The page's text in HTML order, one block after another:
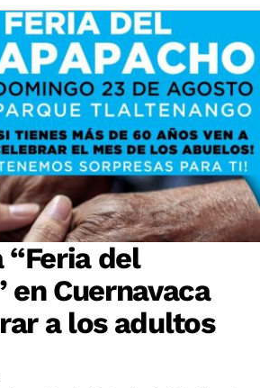
“Feria del
en Cuernavaca
a los adultos